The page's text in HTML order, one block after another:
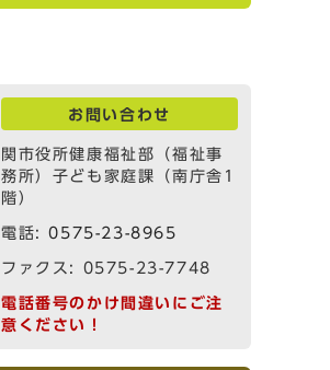
お問い合わせ
関市役所健康福祉部（福祉事
務所）子ども家庭課（南庁舎1
階）
電話:0575-23-8965
ファクス: 0575-23-7748
電話番号のかけ間違いにご注
意ください！